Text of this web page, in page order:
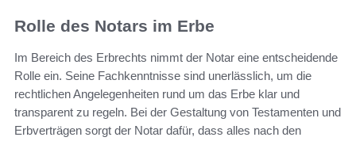
Rolle des Notars im Erbe
Im Bereich des Erbrechts nimmt der Notar eine entscheidende
Rolle ein. Seine Fachkenntnisse sind unerlässlich, um die
rechtlichen Angelegenheiten rund um das Erbe klar und
transparent zu regeln. Bei der Gestaltung von Testamenten und
Erbverträgen sorgt der Notar dafür, dass alles nach den